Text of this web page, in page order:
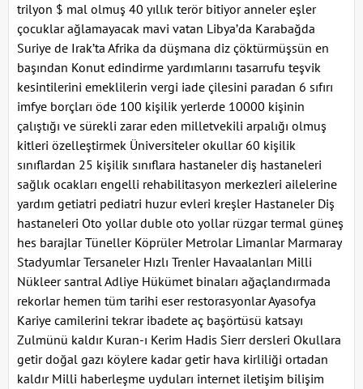
trilyon $ mal olmuş 40 yıllık terör bitiyor anneler eşler
çocuklar ağlamayacak mavi vatan Libya’da Karabağda
Suriye de Irak’ta Afrika da düşmana diz çöktürmüşsün en
başından Konut edindirme yardımlarını tasarrufu teşvik
kesintilerini emeklilerin vergi iade çilesini paradan 6 sıfırı
imfye borçları öde 100 kişilik yerlerde 10000 kişinin
çalıştığı ve sürekli zarar eden milletvekili arpalığı olmuş
kitleri özelleştirmek Üniversiteler okullar 60 kişilik
sınıflardan 25 kişilik sınıflara hastaneler diş hastaneleri
sağlık ocakları engelli rehabilitasyon merkezleri ailelerine
yardım getiatri pediatri huzur evleri kreşler Hastaneler Diş
hastaneleri Oto yollar duble oto yollar rüzgar termal güneş
hes barajlar Tüneller Köprüler Metrolar Limanlar Marmaray
Stadyumlar Tersaneler Hızlı Trenler Havaalanları Milli
Nükleer santral Adliye Hükümet binaları ağaçlandırmada
rekorlar hemen tüm tarihi eser restorasyonlar Ayasofya
Kariye camilerini tekrar ibadete aç başörtüsü katsayı
Zulmünü kaldır Kuran-ı Kerim Hadis Sierr dersleri Okullara
getir doğal gazı köylere kadar getir hava kirliliği ortadan
kaldır Milli haberleşme uyduları internet iletişim bilişim